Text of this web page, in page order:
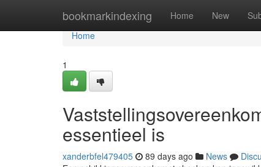
bookmarkindexing Home New
Home
Home
1
essentieel is
xanderbfel479405 89 days ago News